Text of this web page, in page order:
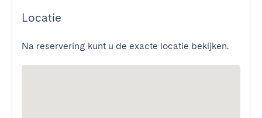
Locatie
Na reservering kunt u de exacte locatie bekijken.